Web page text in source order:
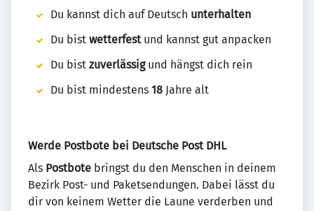
Du kannst dich auf Deutsch unterhalten
Du bist wetterfestund kannst gut anpacken
Du bist zuverlässigund hängst dich rein
Du bist mindestens 18 Jahre alt
Werde Postbote bei Deutsche Post DHL
Als Postbote bringst du den Menschen in deinem
Bezirk Post- und Paketsendungen. Dabei lässt du
dir von keinem Wetter die Laune verderben und